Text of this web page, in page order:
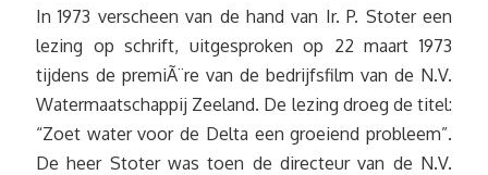
In 1973 verscheen van de hand van Ir. P. Stoter een
lezing op schrift, uitgesproken op 22 maart 1973
tijdens de premiÃ¨re van de bedrijfsfilm van de N.V.
Watermaatschappij Zeeland. De lezing droeg de titel:
“Zoet water voor de Delta een groeiend probleem”.
De heer Stoter was toen de directeur van de N.V.